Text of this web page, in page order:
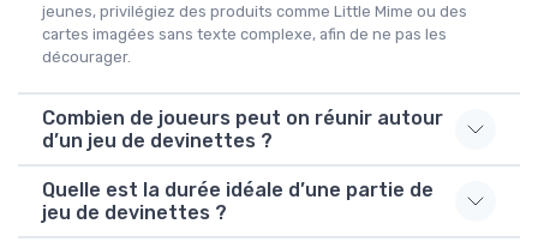
jeunes, privilégiez des produits comme Little Mime ou des
cartes imagées sans texte complexe, afin de ne pas les
décourager.
Combien de joueurs peut on réunir autour
d’un jeu de devinettes ?
Quelle est la durée idéale d’une partie de
jeu de devinettes ?